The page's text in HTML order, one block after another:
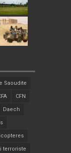
Saoudite
CFN
Daech
terroriste